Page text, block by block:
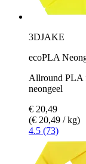
3DJAKE
ecoPLA
Allround PLA
neongeel
€ 20,49
(€ 20,49 / kg)
4.5 (73)